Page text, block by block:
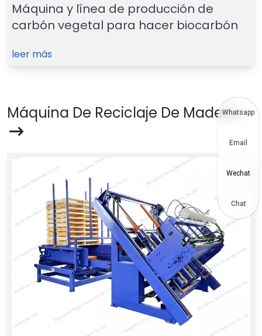
Máquina y línea de producción de
carbón vegetal para hacer biocarbón
leer más
Máquina De Reciclaje De MaderaWhatsapp
Email
Wechat
Chat